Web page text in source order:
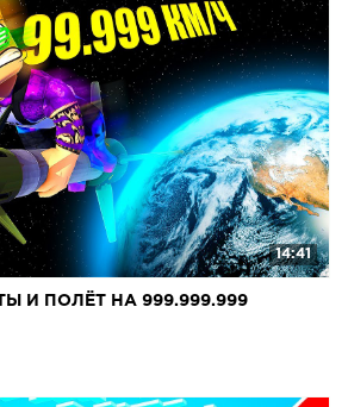
14:41
И ПОЛЁТ НА 999.999.999